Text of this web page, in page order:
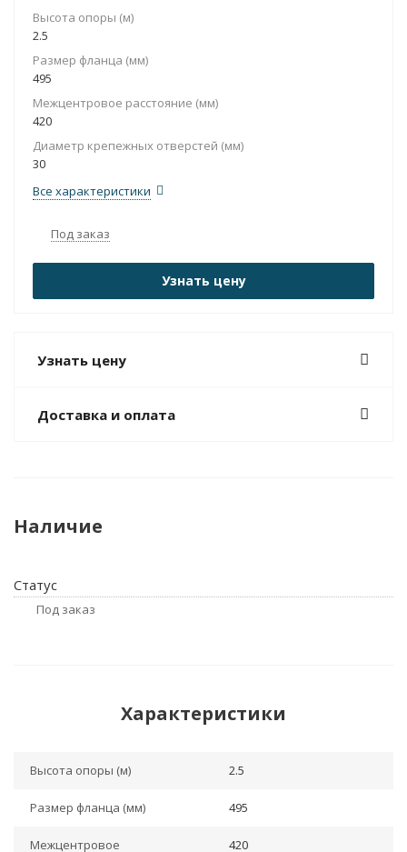
Высота опоры (м)
2.5
Размер фланца (мм)
495
Межцентровое расстояние (мм)
420
Диаметр крепежных отверстей (мм)
30
Все характеристики
Под заказ
Узнать цену
Узнать цену
Доставка и оплата
Наличие
Статус
Под заказ
Характеристики
Высота опоры (м) 2.5
Размер фланца (мм) 495
Межцентровое
420